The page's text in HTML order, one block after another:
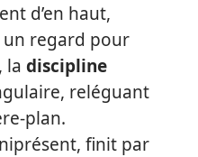
d’en haut,
un regard pour
la discipline
reléguant
plan.
finit par